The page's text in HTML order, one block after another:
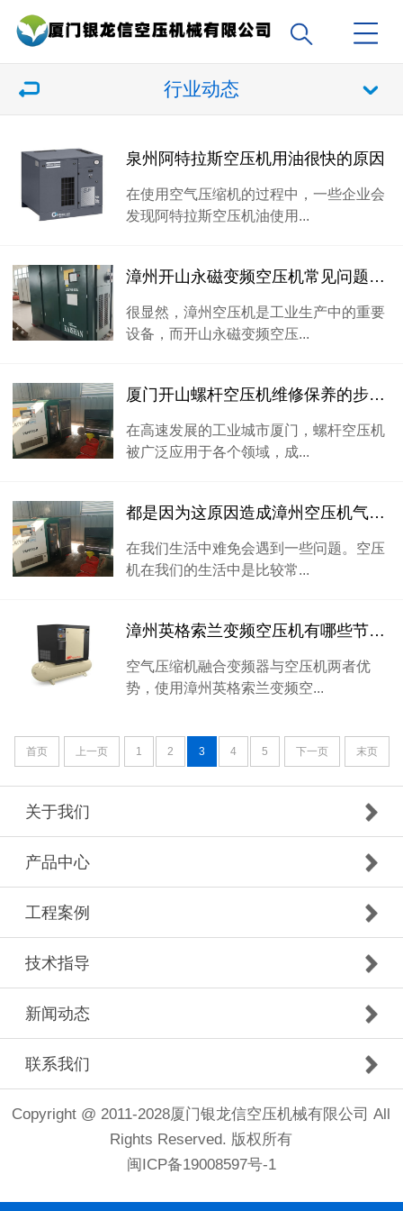
行业动态
泉州阿特拉斯空压机用油很快的原因
在使用空气压缩机的过程中，一些企业会
发现阿特拉斯空压机油使用...
漳州开山永磁变频空压机常见问题解答，搞懂这些更好用！
很显然，漳州空压机是工业生产中的重要
设备，而开山永磁变频空压...
厦门开山螺杆空压机维修保养的步骤及注意事项
在高速发展的工业城市厦门，螺杆空压机
被广泛应用于各个领域，成...
都是因为这原因造成漳州空压机气缸过热或温度不断增高
在我们生活中难免会遇到一些问题。空压
机在我们的生活中是比较常...
漳州英格索兰变频空压机有哪些节能优点
空气压缩机融合变频器与空压机两者优
势，使用漳州英格索兰变频空...
首页 上一页 1 2 3 4 5 下一页 末页
关于我们
产品中心
工程案例
技术指导
新闻动态
联系我们
Copyright @ 2011-2028厦门银龙信空压机械有限公司 All
Rights Reserved. 版权所有
闽ICP备19008597号-1